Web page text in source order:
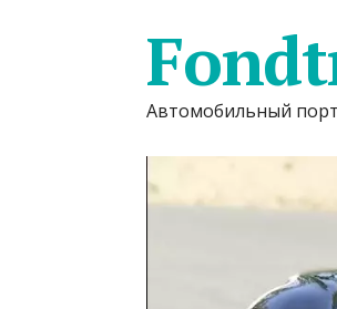
Автомобильный